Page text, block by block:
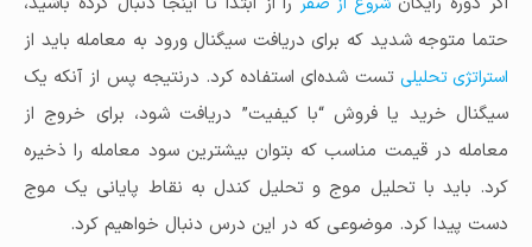
حتما متوجه شدید که برای دریافت سیگنال ورود به معامله باید از
استراتژی تحلیلی تست شده‌ای استفاده کرد. درنتیجه پس از آنکه یک
سیگنال خرید یا فروش “با کیفیت” دریافت شود، برای خروج از
معامله در قیمت مناسب که بتوان بیشترین سود معامله را ذخیره
کرد. باید با تحلیل موج و تحلیل کندل به نقاط پایانی یک موج
دست پیدا کرد. موضوعی که در این درس دنبال خواهیم کرد.